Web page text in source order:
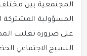
المجتمعية بين مختلف
المسؤولية المشتركة
على ضرورة تغليب
النسيج الاجتماعي